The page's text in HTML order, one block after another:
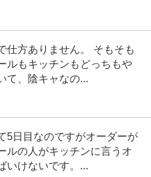
仕方ありません。 そもそも
ルもキッチンもどっちもや
て、陰キャなの...
5日目なのですがオーダーが
ルの人がキッチンに言うオ
いけないです。...